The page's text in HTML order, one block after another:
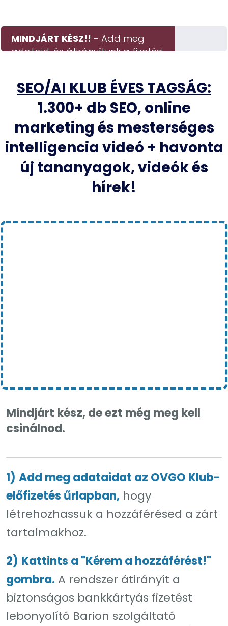
MINDJÁRT KÉSZ!! – Add meg
adataid, és átirányítunk a fizetési
SEO/AI KLUB ÉVES TAGSÁG:
1.300+ db SEO, online
marketing és mesterséges
intelligencia videó + havonta
új tananyagok, videók és
hírek!
Mindjárt kész, de ezt még meg kell
csinálnod.
1) Add meg adataidat az OVGO Klub-
előfizetés űrlapban, hogy
létrehozhassuk a hozzáférésed a zárt
tartalmakhoz.
2) Kattints a "Kérem a hozzáférést!"
gombra. A rendszer átirányít a
biztonságos bankkártyás fizetést
lebonyolító Barion szolgáltató